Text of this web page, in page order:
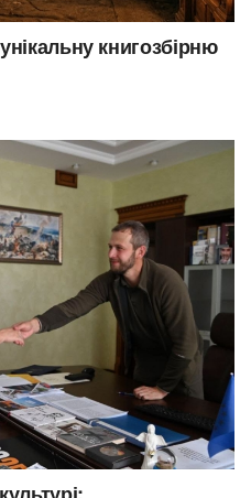
книгозбірню